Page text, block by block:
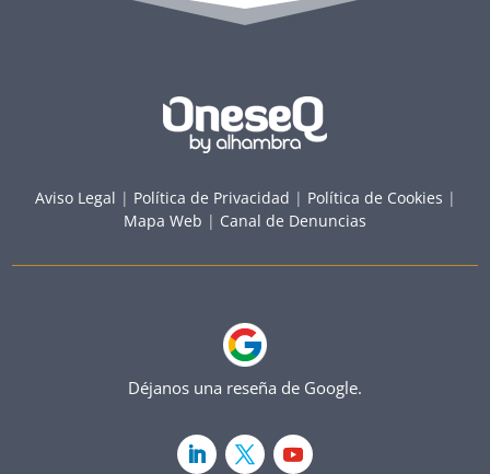
Aviso Legal | Política de Privacidad | Política de Cookies |
Mapa Web | Canal de Denuncias
Déjanos una reseña de Google.